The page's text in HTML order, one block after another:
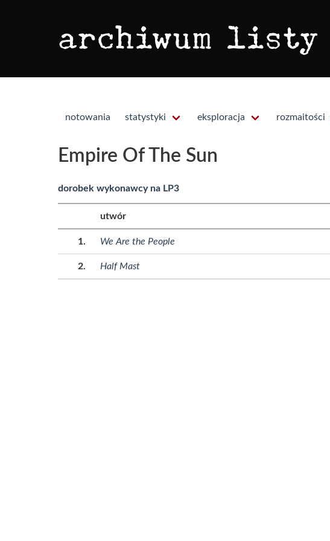
notowania statystyki eksploracja rozmaitości
Empire Of The Sun
dorobek wykonawcy na LP3
utwór
We Are the People
Half Mast